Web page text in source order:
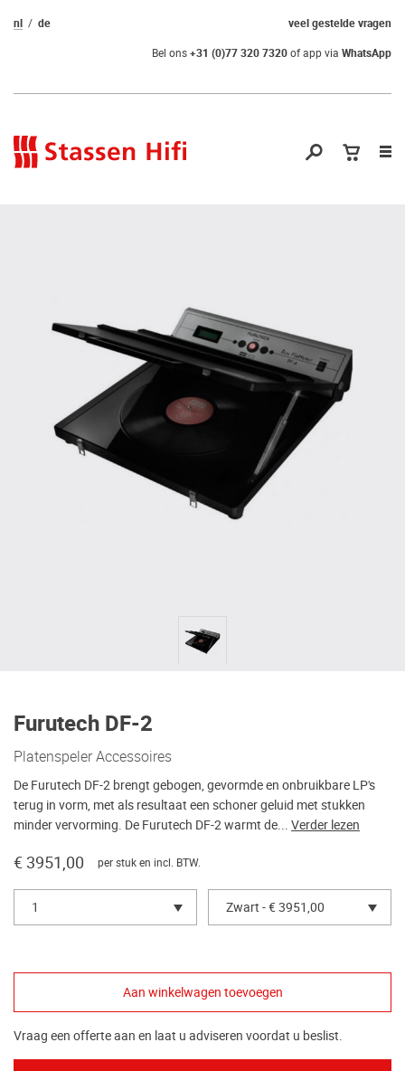
veel gestelde vragen
nl de
Bel ons+31 (0)77 320 7320of app via WhatsApp
Furutech DF-2
Platenspeler Accessoires
De Furutech DF-2 brengt gebogen, gevormde en onbruikbare LP's
terug in vorm, met als resultaat een schoner geluid met stukken
minder vervorming. De Furutech DF-2 warmt de... Verder lezen
€ 3951,00 per stuk en incl. BTW.
1 Zwart - € 3951,00
Vraag een offerte aan en laat u adviseren voordat u beslist.